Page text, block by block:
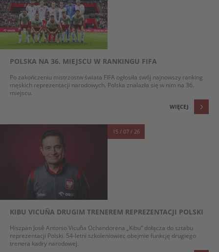
POLSKA NA 36. MIEJSCU W RANKINGU FIFA
Po zakończeniu mistrzostw świata FIFA ogłosiła swój najnowszy ranking
męskich reprezentacji narodowych. Polska znalazła się w nim na 36.
miejscu.
WIĘCEJ
15 / 07 / 26
KIBU VICUÑA DRUGIM TRENEREM REPREZENTACJI POLSKI
Hiszpan José Antonio Vicuña Ochandorena „Kibu” dołącza do sztabu
reprezentacji Polski. 54-letni szkoleniowiec obejmie funkcję drugiego
trenera kadry narodowej.